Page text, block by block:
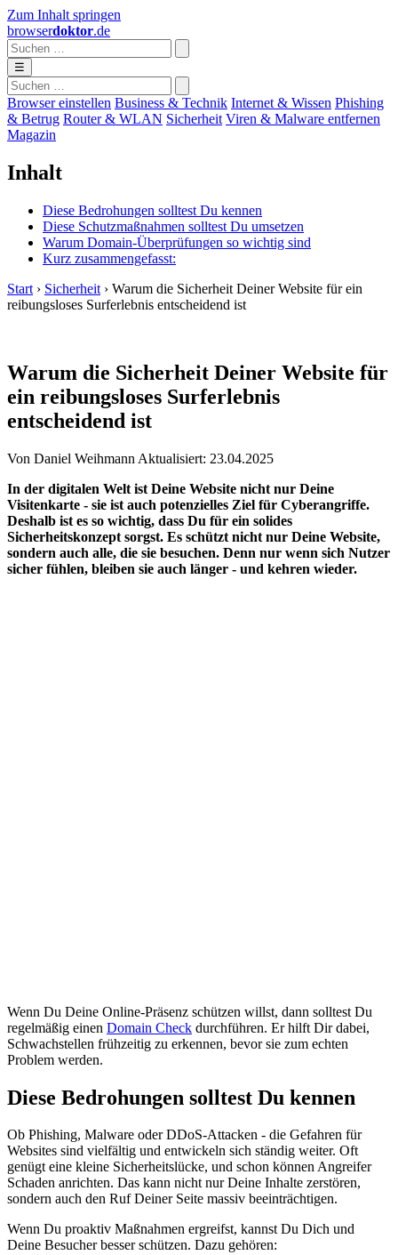
Zum Inhalt springen
browserdoktor.de
☰
Browser einstellen Business & Technik Internet & Wissen Phishing
& Betrug Router & WLAN Sicherheit Viren & Malware entfernen
Magazin
Inhalt
Diese Bedrohungen solltest Du kennen
Diese Schutzmaßnahmen solltest Du umsetzen
Warum Domain-Überprüfungen so wichtig sind
Kurz zusammengefasst:
Start › Sicherheit › Warum die Sicherheit Deiner Website für ein
reibungsloses Surferlebnis entscheidend ist
Warum die Sicherheit Deiner Website für
ein reibungsloses Surferlebnis
entscheidend ist
Von Daniel Weihmann Aktualisiert: 23.04.2025
In der digitalen Welt ist Deine Website nicht nur Deine
Visitenkarte - sie ist auch potenzielles Ziel für Cyberangriffe.
Deshalb ist es so wichtig, dass Du für ein solides
Sicherheitskonzept sorgst. Es schützt nicht nur Deine Website,
sondern auch alle, die sie besuchen. Denn nur wenn sich Nutzer
sicher fühlen, bleiben sie auch länger - und kehren wieder.
Wenn Du Deine Online-Präsenz schützen willst, dann solltest Du
regelmäßig einen Domain Check durchführen. Er hilft Dir dabei,
Schwachstellen frühzeitig zu erkennen, bevor sie zum echten
Problem werden.
Diese Bedrohungen solltest Du kennen
Ob Phishing, Malware oder DDoS-Attacken - die Gefahren für
Websites sind vielfältig und entwickeln sich ständig weiter. Oft
genügt eine kleine Sicherheitslücke, und schon können Angreifer
Schaden anrichten. Das kann nicht nur Deine Inhalte zerstören,
sondern auch den Ruf Deiner Seite massiv beeinträchtigen.
Wenn Du proaktiv Maßnahmen ergreifst, kannst Du Dich und
Deine Besucher besser schützen. Dazu gehören: